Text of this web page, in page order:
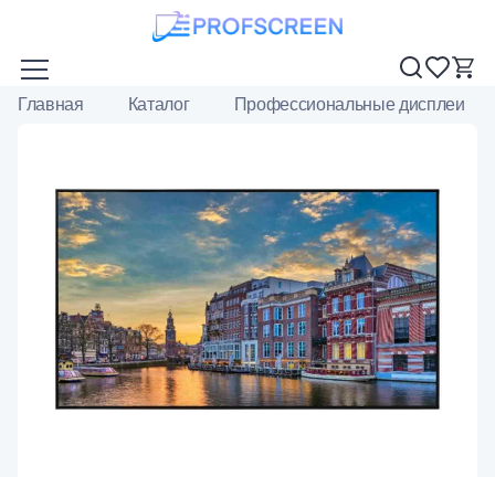
Главная Каталог Профессиональные дисплеи